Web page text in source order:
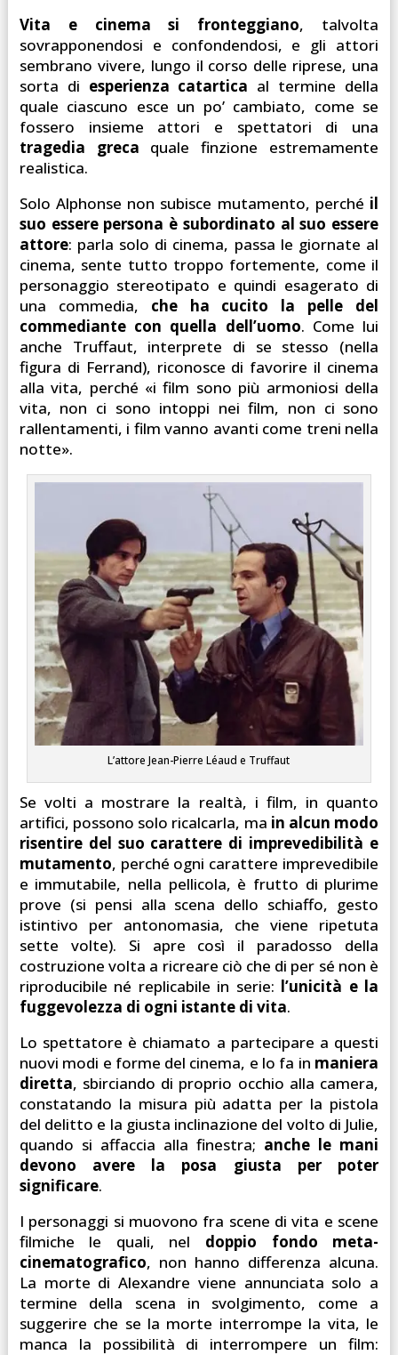
Vita e cinema si fronteggiano, talvolta
sovrapponendosi e confondendosi, e gli attori
sembrano vivere, lungo il corso delle riprese, una
sorta di esperienza catartica al termine della
quale ciascuno esce un po’ cambiato, come se
fossero insieme attori e spettatori di una
tragedia greca quale finzione estremamente
realistica.
Solo Alphonse non subisce mutamento, perché il
suo essere persona è subordinato al suo essere
attore: parla solo di cinema, passa le giornate al
cinema, sente tutto troppo fortemente, come il
personaggio stereotipato e quindi esagerato di
una commedia, che ha cucito la pelle del
commediante con quella dell’uomo. Come lui
anche Truffaut, interprete di se stesso (nella
figura di Ferrand), riconosce di favorire il cinema
alla vita, perché «i film sono più armoniosi della
vita, non ci sono intoppi nei film, non ci sono
rallentamenti, i film vanno avanti come treni nella
notte».
L’attore Jean-Pierre Léaud e Truffaut
Se volti a mostrare la realtà, i film, in quanto
artifici, possono solo ricalcarla, ma in alcun modo
risentire del suo carattere di imprevedibilità e
mutamento, perché ogni carattere imprevedibile
e immutabile, nella pellicola, è frutto di plurime
prove (si pensi alla scena dello schiaffo, gesto
istintivo per antonomasia, che viene ripetuta
sette volte). Si apre così il paradosso della
costruzione volta a ricreare ciò che di per sé non è
riproducibile né replicabile in serie: l’unicità e la
fuggevolezza di ogni istante di vita.
Lo spettatore è chiamato a partecipare a questi
nuovi modi e forme del cinema, e lo fa in maniera
diretta, sbirciando di proprio occhio alla camera,
constatando la misura più adatta per la pistola
del delitto e la giusta inclinazione del volto di Julie,
quando si affaccia alla finestra; anche le mani
devono avere la posa giusta per poter
significare.
I personaggi si muovono fra scene di vita e scene
filmiche le quali, nel doppio fondo meta-
cinematografico, non hanno differenza alcuna.
La morte di Alexandre viene annunciata solo a
termine della scena in svolgimento, come a
suggerire che se la morte interrompe la vita, le
manca la possibilità di interrompere un film: